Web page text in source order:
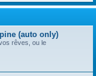
(auto only)
rêves, ou le